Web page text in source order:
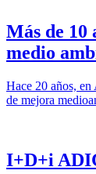
Más de 10
medio
Hace 20 años,
de mejora
I+D+i